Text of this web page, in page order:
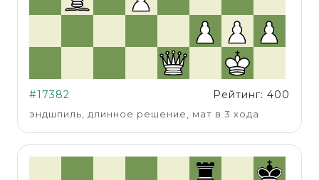
#17382 Рейтинг: 400
эндшпиль, длинное решение, мат в 3 хода